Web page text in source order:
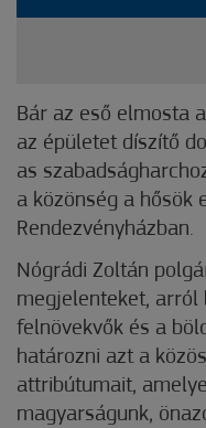
Bár az eső elmosta
az épületet díszítő
as
a közönség a hősök
Rendezvényházban.
Nógrádi Zoltán
megjelenteket, arról
felnövekvők és a
határozni azt a
attribútumait,
magyarságunk,